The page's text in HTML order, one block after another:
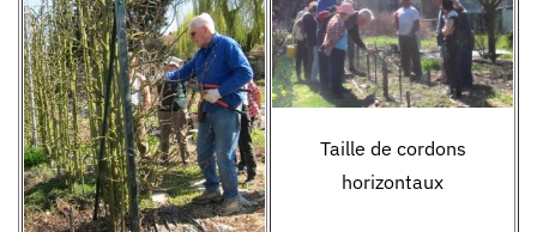
Taille de cordons
horizontaux